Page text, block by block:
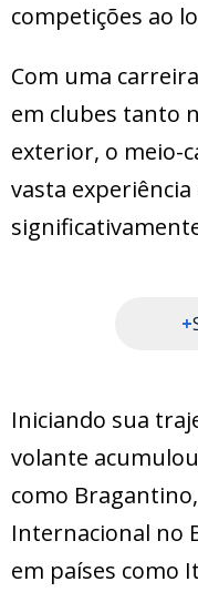
competições ao
Com uma
em clubes tanto
exterior, o meio-
vasta
+
Iniciando sua
volante
como
Internacional no
em países como